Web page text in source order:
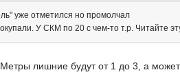
уже отметился но промолчал
У СКМ по 20 с чем-то т.р. Читайте
лишние будут от 1 до 3, а